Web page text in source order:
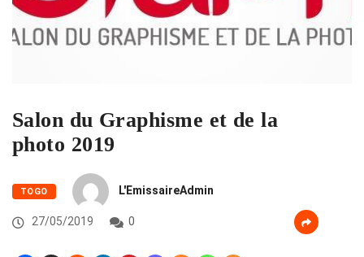
Salon du Graphisme et de la
photo 2019
TOGO L'EmissaireAdmin
27/05/2019 0